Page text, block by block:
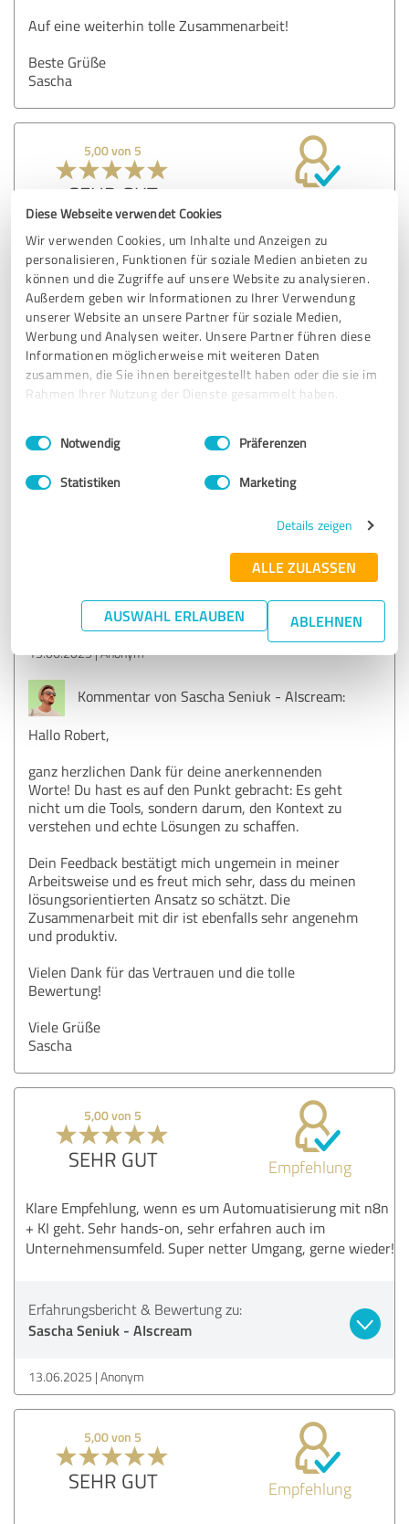
Diese Webseite verwendet Cookies
Wir verwenden Cookies, um Inhalte und Anzeigen zu
personalisieren, Funktionen für soziale Medien anbieten zu
können und die Zugriffe auf unsere Website zu analysieren.
Außerdem geben wir Informationen zu Ihrer Verwendung
unserer Website an unsere Partner für soziale Medien,
Werbung und Analysen weiter. Unsere Partner führen diese
Informationen möglicherweise mit weiteren Daten
zusammen, die Sie ihnen bereitgestellt haben oder die sie im
Rahmen Ihrer Nutzung der Dienste gesammelt haben.
Impressum Datenschutzbestimmungen
Einwilligungsauswahl
Notwendig Präferenzen
Statistiken Marketing
Details zeigen
ALLE ZULASSEN
AUSWAHL ERLAUBEN ABLEHNEN
Auf eine weiterhin tolle Zusammenarbeit!
Beste Grüße
Sascha
5,00 von 5
SEHR GUT
Um bei Automatisierung und KI voranzukommen, muss mir
niemand Tools erklären. Ich benötige Menschen, die den
Kontext verstehen und die Tools auf diesen adaptieren
können. So entstehen Lösungen.
Genau ein solcher Mensch ist Sascha. Lösungsorientiert im
Kontext meines Unternehmens.
Sascha erfasst den Kontext rasch und entwickelt zügig
„Schlangenölverkäufern“ da draußen. Die Zusammenarbeit
und ans Ziel kommen will, ist bei Sascha gut aufgehoben!
Erfahrungsbericht & Bewertung zu:
Sascha Seniuk - AIscream
13.06.2025 Anonym
Kommentar von Sascha Seniuk - AIscream:
Hallo Robert,
ganz herzlichen Dank für deine anerkennenden
Worte! Du hast es auf den Punkt gebracht: Es geht
nicht um die Tools, sondern darum, den Kontext zu
verstehen und echte Lösungen zu schaffen.
Dein Feedback bestätigt mich ungemein in meiner
Arbeitsweise und es freut mich sehr, dass du meinen
lösungsorientierten Ansatz so schätzt. Die
Zusammenarbeit mit dir ist ebenfalls sehr angenehm
und produktiv.
Vielen Dank für das Vertrauen und die tolle
Bewertung!
Viele Grüße
Sascha
5,00 von 5
SEHR GUT Empfehlung
Klare Empfehlung, wenn es um Automuatisierung mit n8n
+ KI geht. Sehr hands-on, sehr erfahren auch im
Unternehmensumfeld. Super netter Umgang, gerne wieder!
Erfahrungsbericht & Bewertung zu:
Sascha Seniuk - AIscream
13.06.2025 Anonym
5,00 von 5
SEHR GUT Empfehlung